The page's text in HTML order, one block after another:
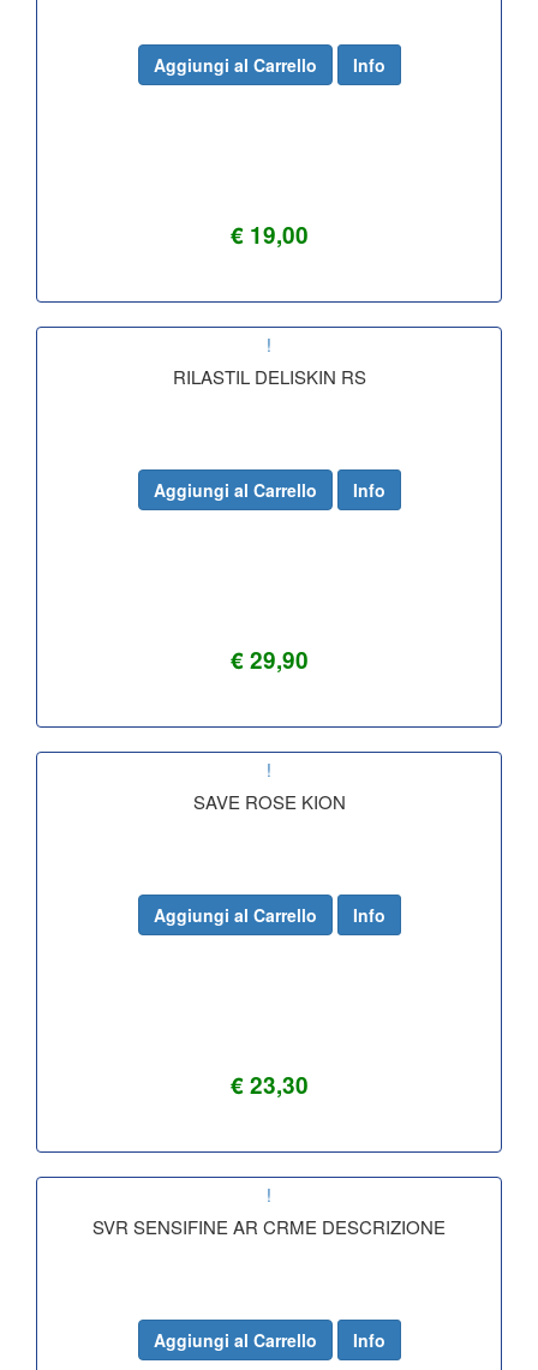
€ 19,00
Aggiungi al Carrello Info
!
RILASTIL DELISKIN RS
€ 29,90
Aggiungi al Carrello Info
!
SAVE ROSE KION
€ 23,30
Aggiungi al Carrello Info
!
SVR SENSIFINE AR CRME DESCRIZIONE
Aggiungi al Carrello Info